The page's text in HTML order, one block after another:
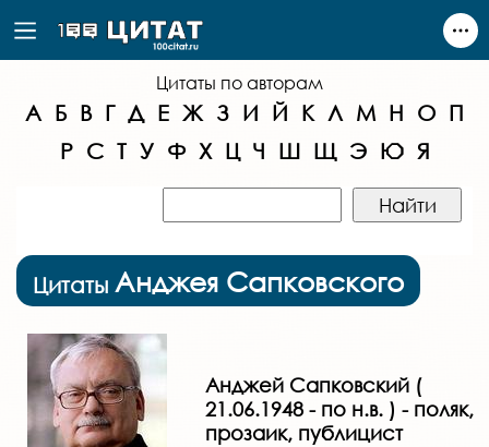
Цитаты по авторам
А Б В Г Д Е Ж З И Й К Л М Н О П
Р С Т У Ф Х Ц Ч Ш Щ Э Ю Я
Цитаты Анджея Сапковского
Анджей Сапковский (
21.06.1948 - по н.в. ) - поляк,
прозаик, публицист